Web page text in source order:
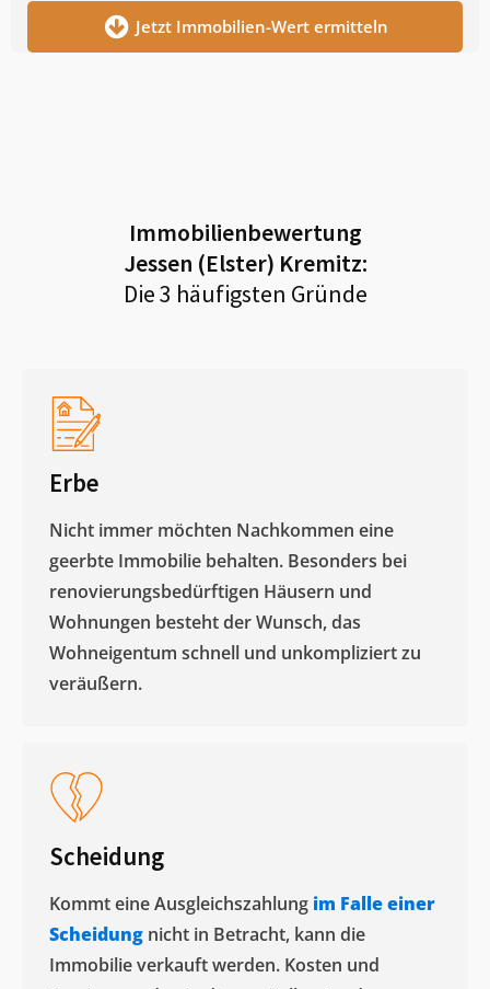
Jetzt Immobilien-Wert ermitteln
Immobilienbewertung
Jessen (Elster) Kremitz:
Die 3 häufigsten Gründe
Erbe
Nicht immer möchten Nachkommen eine
geerbte Immobilie behalten. Besonders bei
renovierungsbedürftigen Häusern und
Wohnungen besteht der Wunsch, das
Wohneigentum schnell und unkompliziert zu
veräußern. ​
Scheidung
Kommt eine Ausgleichszahlung im Falle einer
Scheidung nicht in Betracht, kann die
Immobilie verkauft werden. Kosten und